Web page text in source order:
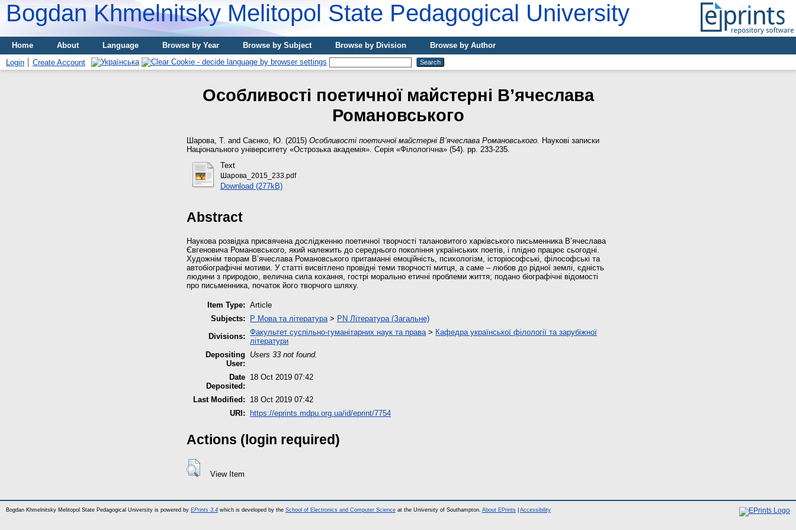
Bogdan Khmelnitsky Melitopol State Pedagogical University
Home About Language Browse by Year Browse by Subject Browse by Division
Browse by Author
Login
Create Account
Особливості поетичної майстерні В’ячеслава
Романовського
Шарова, Т. and Саєнко, Ю. (2015) Особливості поетичної майстерні В’ячеслава Романовського. Наукові записки
Національного університету «Острозька академія». Серія «Філологічна» (54). pp. 233-235.
Text
Шарова_2015_233.pdf
Download (277kB)
Abstract
Наукова розвідка присвячена дослідженню поетичної творчості талановитого харківського письменника В’ячеслава
Євгеновича Романовського, який належить до середнього покоління українських поетів, і плідно працює сьогодні.
Художнім творам В’ячеслава Романовського притаманні емоційність, психологізм, історіософські, філософські та
автобіографічні мотиви. У статті висвітлено провідні теми творчості митця, а саме – любов до рідної землі, єдність
людини з природою, велична сила кохання, гострі морально етичні проблеми життя; подано біографічні відомості
про письменника, початок його творчого шляху.
Item Type: Article
Subjects:
P Мова та література> PN Література (Загальне)
Divisions: Факультет суспільно-гуманітарних наук та права> Кафедра української філології та зарубіжної
літератури
Depositing
User:
Users 33 not found.
Date
Deposited:
18 Oct 2019 07:42
Last Modified:
18 Oct 2019 07:42
URI:
https://eprints.mdpu.org.ua/id/eprint/7754
Actions (login required)
View Item
Bogdan Khmelnitsky Melitopol State Pedagogical University is powered by EPrints 3.4 which is developed by the School of Electronics and Computer Science at the University of Southampton. About EPrints Accessibility